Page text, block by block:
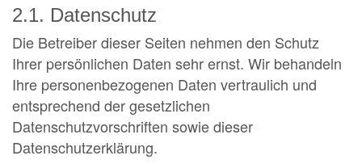
2.1. Datenschutz
Die Betreiber dieser Seiten nehmen den Schutz
Ihrer persönlichen Daten sehr ernst. Wir behandeln
Ihre personenbezogenen Daten vertraulich und
entsprechend der gesetzlichen
Datenschutzvorschriften sowie dieser
Datenschutzerklärung.